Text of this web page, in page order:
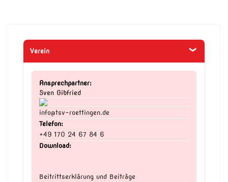
Verein
Ansprechpartner:
Sven Gibfried
info@tsv-roettingen.de
Telefon:
+49 170 24 67 84 6
Download:
Beitrittserklärung und Beiträge